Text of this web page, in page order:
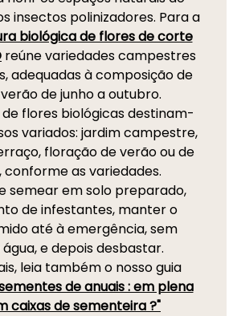
insectos polinizadores. Para a
biológica de flores de corte
reúne variedades campestres
adequadas à composição de
de junho a outubro.
flores biológicas destinam-
variados: jardim campestre,
floração de verão ou de
as variedades.
semear em solo preparado,
de infestantes, manter o
até à emergência, sem
e depois desbastar.
leia também o nosso guia
de anuais : em plena
caixas de sementeira ?"